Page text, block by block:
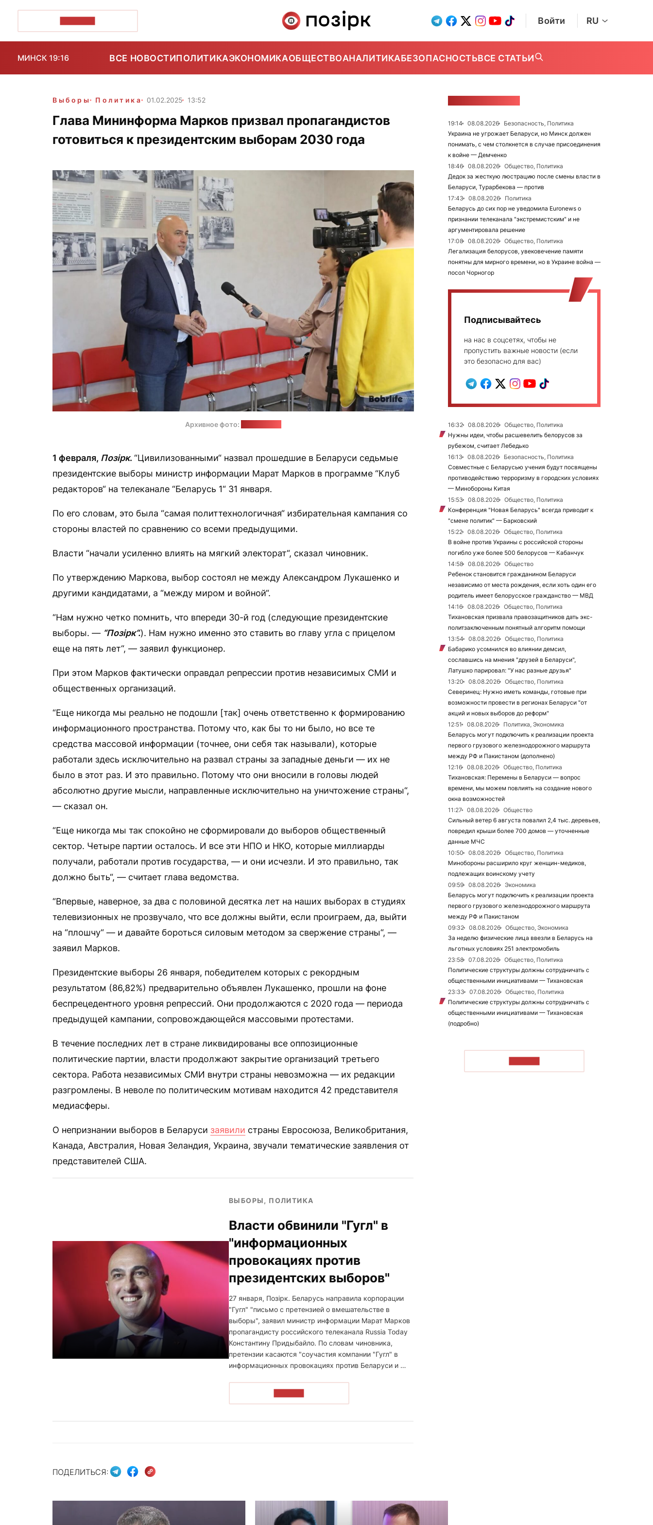
Войти RU
МИНСК 19:16 ВСЕ НОВОСТИПОЛИТИКАЭКОНОМИКАОБЩЕСТВОАНАЛИТИКАБЕЗОПАСНОСТЬВСЕ СТАТЬИ
Выборы Политика 01.02.2025 13:52
Глава Мининформа Марков призвал пропагандистов
готовиться к президентским выборам 2030 года
Архивное фото:
1 февраля, Позірк. “Цивилизованными“ назвал прошедшие в Беларуси седьмые
президентские выборы министр информации Марат Марков в программе “Клуб
редакторов“ на телеканале “Беларусь 1“ 31 января.
По его словам, это была “самая политтехнологичная“ избирательная кампания со
стороны властей по сравнению со всеми предыдущими.
Власти “начали усиленно влиять на мягкий электорат“, сказал чиновник.
По утверждению Маркова, выбор состоял не между Александром Лукашенко и
другими кандидатами, а “между миром и войной“.
“Нам нужно четко помнить, что впереди 30-й год (следующие президентские
выборы. — “Позірк“.). Нам нужно именно это ставить во главу угла с прицелом
еще на пять лет“, — заявил функционер.
При этом Марков фактически оправдал репрессии против независимых СМИ и
общественных организаций.
“Еще никогда мы реально не подошли [так] очень ответственно к формированию
информационного пространства. Потому что, как бы то ни было, но все те
средства массовой информации (точнее, они себя так называли), которые
работали здесь исключительно на развал страны за западные деньги — их не
было в этот раз. И это правильно. Потому что они вносили в головы людей
абсолютно другие мысли, направленные исключительно на уничтожение страны“,
— сказал он.
“Еще никогда мы так спокойно не сформировали до выборов общественный
сектор. Четыре партии осталось. И все эти НПО и НКО, которые миллиарды
получали, работали против государства, — и они исчезли. И это правильно, так
должно быть“, — считает глава ведомства.
“Впервые, наверное, за два с половиной десятка лет на наших выборах в студиях
телевизионных не прозвучало, что все должны выйти, если проиграем, да, выйти
на “плошчу“ — и давайте бороться силовым методом за свержение страны“, —
заявил Марков.
Президентские выборы 26 января, победителем которых с рекордным
результатом (86,82%) предварительно объявлен Лукашенко, прошли на фоне
беспрецедентного уровня репрессий. Они продолжаются с 2020 года — периода
предыдущей кампании, сопровождающейся массовыми протестами.
В течение последних лет в стране ликвидированы все оппозиционные
политические партии, власти продолжают закрытие организаций третьего
сектора. Работа независимых СМИ внутри страны невозможна — их редакции
разгромлены. В неволе по политическим мотивам находится 42 представителя
медиасферы.
О непризнании выборов в Беларуси заявили страны Евросоюза, Великобритания,
Канада, Австралия, Новая Зеландия, Украина, звучали тематические заявления от
представителей США.
ВЫБОРЫ, ПОЛИТИКА
Власти обвинили "Гугл" в
"информационных
провокациях против
президентских выборов"
27 января, Позірк. Беларусь направила корпорации
"Гугл" "письмо с претензией о вмешательстве в
выборы", заявил министр информации Марат Марков
пропагандисту российского телеканала Russia Today
Константину Придыбайло. По словам чиновника,
претензии касаются "соучастия компании "Гугл" в
информационных провокациях против Беларуси и …
ПОДЕЛИТЬСЯ:
19:14 08.08.2026
Безопасность, Политика
Украина не угрожает Беларуси, но Минск должен
понимать, с чем столкнется в случае присоединения
к войне — Демченко
18:46
08.08.2026
Общество, Политика
Дедок за жесткую люстрацию после смены власти в
Беларуси, Турарбекова — против
17:43
08.08.2026
Политика
Беларусь до сих пор не уведомила Euronews о
признании телеканала "экстремистским" и не
аргументировала решение
17:08
08.08.2026
Общество, Политика
Легализация белорусов, увековечение памяти
понятны для мирного времени, но в Украине война —
посол Чорногор
Подписывайтесь
на нас в соцсетях, чтобы не
пропустить важные новости (если
это безопасно для вас)
16:32 08.08.2026
Общество, Политика
Нужны идеи, чтобы расшевелить белорусов за
рубежом, считает Лебедько
16:13
08.08.2026
Безопасность, Политика
Совместные с Беларусью учения будут посвящены
противодействию терроризму в городских условиях
— Минобороны Китая
15:53
08.08.2026
Общество, Политика
Конференция "Новая Беларусь" всегда приводит к
"смене политик" — Барковский
15:22
08.08.2026
Общество, Политика
В войне против Украины с российской стороны
погибло уже более 500 белорусов — Кабанчук
14:58
08.08.2026
Общество
Ребенок становится гражданином Беларуси
независимо от места рождения, если хоть один его
родитель имеет белорусское гражданство — МВД
14:16
08.08.2026
Общество, Политика
Тихановская призвала правозащитников дать экс-
политзаключенным понятный алгоритм помощи
13:54
08.08.2026
Общество, Политика
Бабарико усомнился во влиянии демсил,
сославшись на мнения "друзей в Беларуси",
Латушко парировал: "У нас разные друзья"
13:20
08.08.2026
Общество, Политика
Северинец: Нужно иметь команды, готовые при
возможности провести в регионах Беларуси "от
акций и новых выборов до реформ"
12:51
08.08.2026
Политика, Экономика
Беларусь могут подключить к реализации проекта
первого грузового железнодорожного маршрута
между РФ и Пакистаном (дополнено)
12:16
08.08.2026
Общество, Политика
Тихановская: Перемены в Беларуси — вопрос
времени, мы можем повлиять на создание нового
окна возможностей
11:27
08.08.2026
Общество
Сильный ветер 6 августа повалил 2,4 тыс. деревьев,
повредил крыши более 700 домов — уточненные
данные МЧС
10:50
08.08.2026
Общество, Политика
Минобороны расширило круг женщин-медиков,
подлежащих воинскому учету
09:59
08.08.2026
Экономика
Беларусь могут подключить к реализации проекта
первого грузового железнодорожного маршрута
между РФ и Пакистаном
09:32
08.08.2026
Общество, Экономика
За неделю физические лица ввезли в Беларусь на
льготных условиях 251 электромобиль
23:58
07.08.2026
Общество, Политика
Политические структуры должны сотрудничать с
общественными инициативами — Тихановская
23:33
07.08.2026
Общество, Политика
Политические структуры должны сотрудничать с
общественными инициативами — Тихановская
(подробно)